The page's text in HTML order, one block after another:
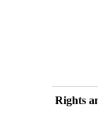
Rights